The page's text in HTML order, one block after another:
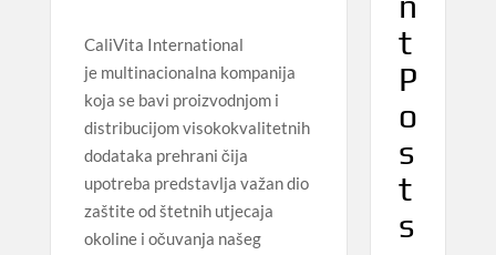
CaliVita International
je multinacionalna kompanija
koja se bavi proizvodnjom i
distribucijom visokokvalitetnih
dodataka prehrani čija
upotreba predstavlja važan dio
zaštite od štetnih utjecaja
okoline i očuvanja našeg
t
P
o
s
t
s